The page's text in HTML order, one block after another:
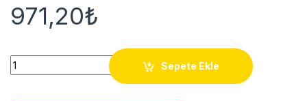
971,20₺
CF256A TONER (7.4K) quantity
Sepete Ekle